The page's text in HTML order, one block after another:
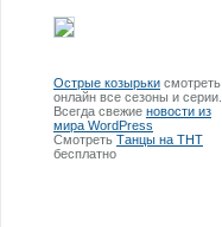
Острые козырьки смотреть
онлайн все сезоны и серии.
Всегда свежие новости из
мира WordPress
Смотреть Танцы на ТНТ
бесплатно